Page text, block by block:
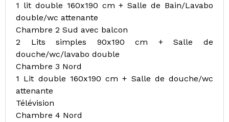
1 lit double 160x190 cm + Salle de Bain/Lavabo
double/wc attenante
Chambre 2 Sud avec balcon
2 Lits simples 90x190 cm + Salle de
douche/wc/lavabo double
Chambre 3 Nord
1 Lit double 160x190 cm + Salle de douche/wc
attenante
Télévision
Chambre 4 Nord